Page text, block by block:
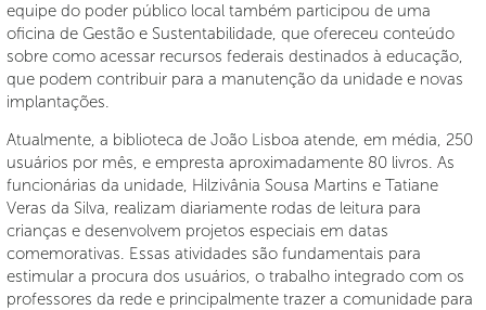
equipe do poder público local também participou de uma
oficina de Gestão e Sustentabilidade, que ofereceu conteúdo
sobre como acessar recursos federais destinados à educação,
que podem contribuir para a manutenção da unidade e novas
implantações.
Atualmente, a biblioteca de João Lisboa atende, em média, 250
usuários por mês, e empresta aproximadamente 80 livros. As
funcionárias da unidade, Hilzivânia Sousa Martins e Tatiane
Veras da Silva, realizam diariamente rodas de leitura para
crianças e desenvolvem projetos especiais em datas
comemorativas. Essas atividades são fundamentais para
estimular a procura dos usuários, o trabalho integrado com os
professores da rede e principalmente trazer a comunidade para